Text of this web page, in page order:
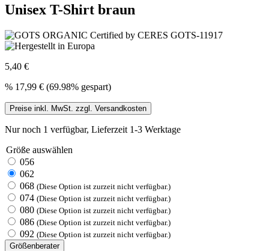
Unisex T-Shirt braun
5,40 €
% 17,99 € (69.98% gespart)
Preise inkl. MwSt. zzgl. Versandkosten
Nur noch 1 verfügbar, Lieferzeit 1-3 Werktage
Größe auswählen
056
062
068 (Diese Option ist zurzeit nicht verfügbar.)
074 (Diese Option ist zurzeit nicht verfügbar.)
080 (Diese Option ist zurzeit nicht verfügbar.)
086 (Diese Option ist zurzeit nicht verfügbar.)
092 (Diese Option ist zurzeit nicht verfügbar.)
Größenberater